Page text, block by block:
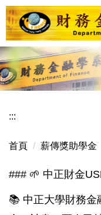
跳
到
主
要
內
容
區
:::
首頁 薪傳獎助學金
### 🌱 中正財金
📚 中正大學財務金